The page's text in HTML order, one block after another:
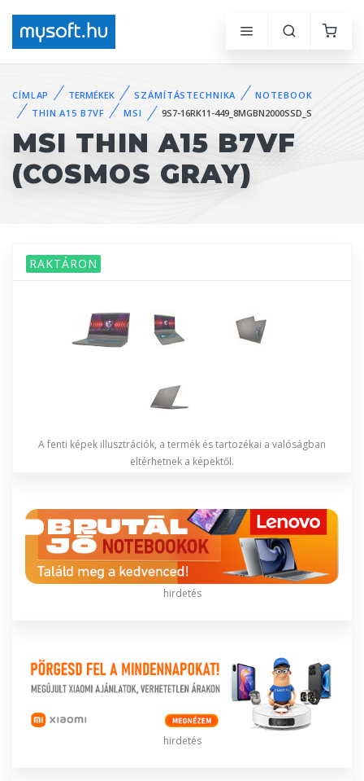
CÍMLAP TERMÉKEK SZÁMÍTÁSTECHNIKA
NOTEBOOK
THIN A15 B7VF
MSI 9S7-16RK11-449_8MGBN2000SSD_S
MSI THIN A15 B7VF
(COSMOS GRAY)
RAKTÁRON
A fenti képek illusztrációk, a termék és tartozékai a valóságban
eltérhetnek a képektől.
hirdetés
hirdetés